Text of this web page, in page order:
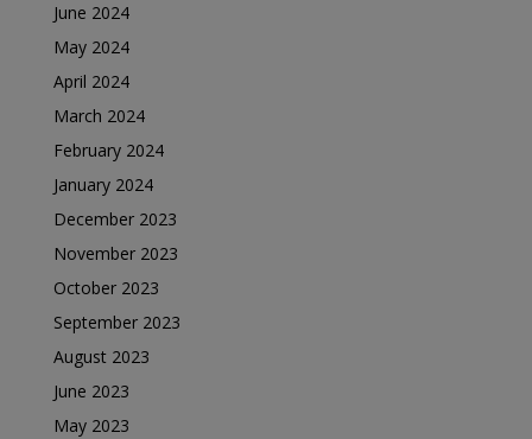
June 2024
May 2024
April 2024
March 2024
February 2024
January 2024
December 2023
November 2023
October 2023
September 2023
August 2023
June 2023
May 2023